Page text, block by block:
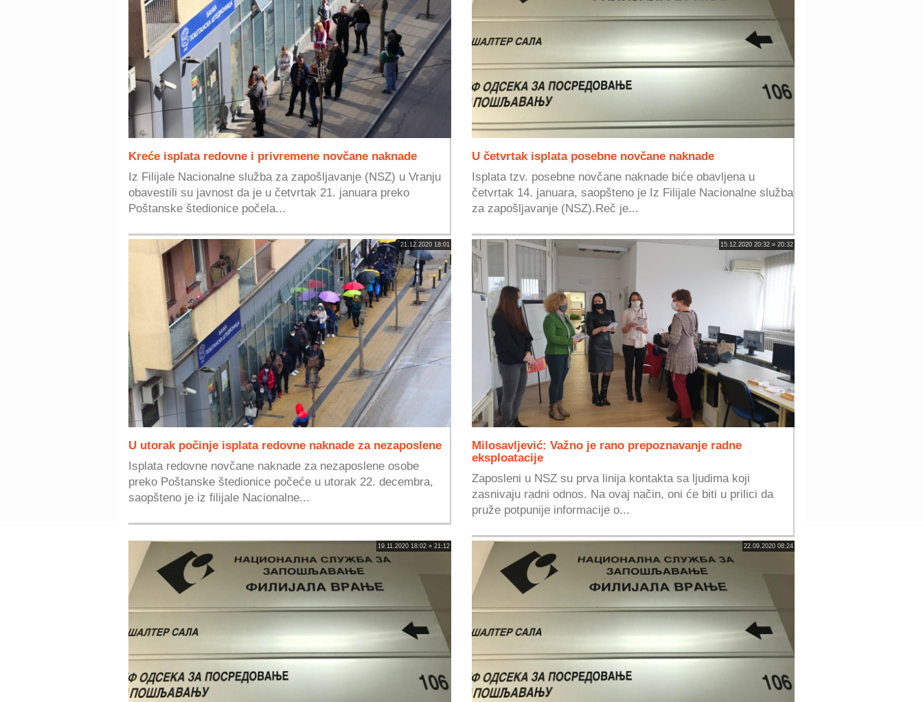
Kreće isplata redovne i privremene novčane naknade
Iz Filijale Nacionalne služba za zapošljavanje (NSZ) u Vranju
obavestili su javnost da je u četvrtak 21. januara preko
Poštanske štedionice počela...
U četvrtak isplata posebne novčane naknade
Isplata tzv. posebne novčane naknade biće obavljena u
četvrtak 14. januara, saopšteno je Iz Filijale Nacionalne služba
za zapošljavanje (NSZ).Reč je...
21.12.2020 18:01
U utorak počinje isplata redovne naknade za nezaposlene
Isplata redovne novčane naknade za nezaposlene osobe
preko Poštanske štedionice počeće u utorak 22. decembra,
saopšteno je iz filijale Nacionalne...
15.12.2020 20:32 » 20:32
Milosavljević: Važno je rano prepoznavanje radne
eksploatacije
Zaposleni u NSZ su prva linija kontakta sa ljudima koji
zasnivaju radni odnos. Na ovaj način, oni će biti u prilici da
pruže potpunije informacije o...
19.11.2020 18:02 » 21:12 22.09.2020 08:24